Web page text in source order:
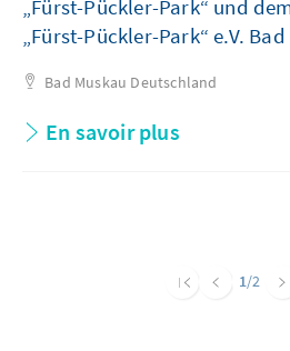
„Fürst-Pückler-Park“ und
„Fürst-Pückler-Park“ e.V.
Bad Muskau Deutschland
En savoir plus
1/2